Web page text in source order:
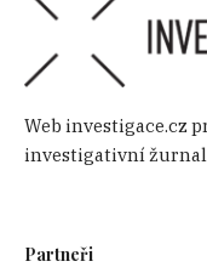
Web investigace.cz
investigativní
Partneři